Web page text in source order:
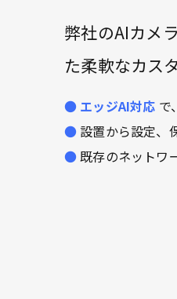
弊社のAIカメ
た柔軟なカス
エッジAI対応 で
設置から設定、
既存のネットワ